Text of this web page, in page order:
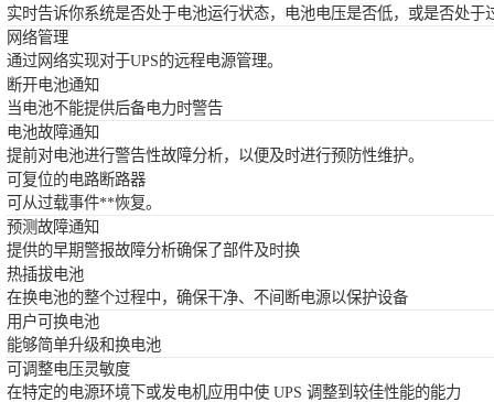
实时告诉你系统是否处于电池运行状态，电池电压是否低，或是否处于
网络管理
通过网络实现对于UPS的远程电源管理。
断开电池通知
当电池不能提供后备电力时警告
电池故障通知
提前对电池进行警告性故障分析，以便及时进行预防性维护。
可复位的电路断路器
可从过载事件**恢复。
预测故障通知
提供的早期警报故障分析确保了部件及时换
热插拔电池
在换电池的整个过程中，确保干净、不间断电源以保护设备
用户可换电池
能够简单升级和换电池
可调整电压灵敏度
在特定的电源环境下或发电机应用中使 UPS 调整到较佳性能的能力